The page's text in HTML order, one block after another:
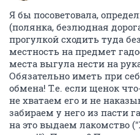
Я бы посоветовала,
(полянка, безлюдная
прогулкой сходить туда
местность на предмет
места выгула нести на
Обязательно иметь при
обмена! Т.е. если щенок
не хватаем его и не
забираем у него из пасти
на это выдаем лакомство